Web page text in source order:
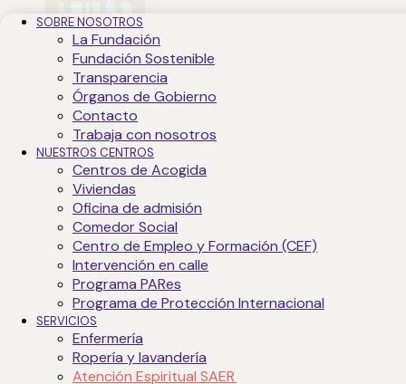
SOBRE NOSOTROS
La Fundación
Fundación Sostenible
Transparencia
Órganos de Gobierno
Contacto
Trabaja con nosotros
NUESTROS CENTROS
Centros de Acogida
Viviendas
Oficina de admisión
Comedor Social
Centro de Empleo y Formación (CEF)
Intervención en calle
Programa PARes
Programa de Protección Internacional
SERVICIOS
Enfermería
Ropería y lavandería
Atención Espiritual SAER